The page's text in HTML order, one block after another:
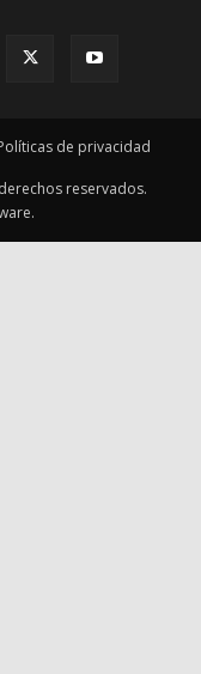
de privacidad
reservados.